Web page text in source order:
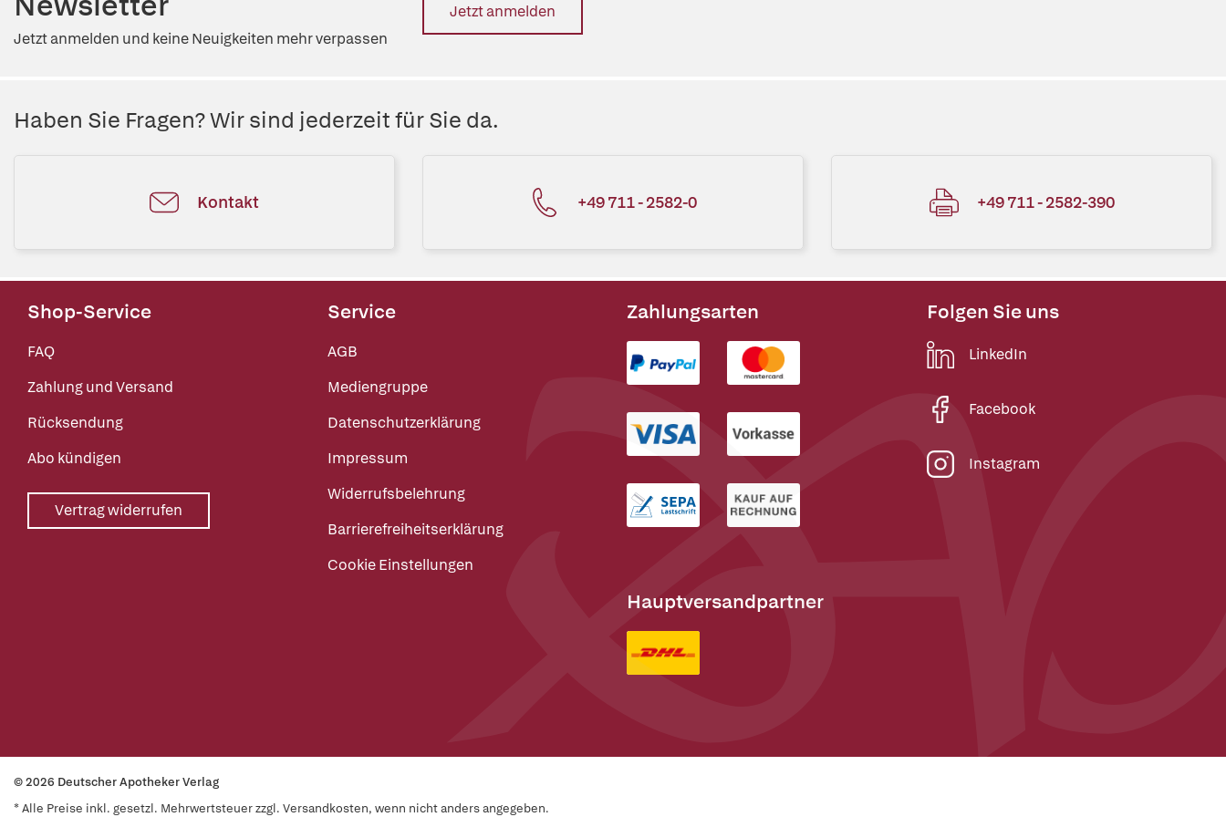
Jetzt anmelden und keine Neuigkeiten mehr verpassen
Jetzt anmelden
Haben Sie Fragen? Wir sind jederzeit für Sie da.
Kontakt +49 711 - 2582-0 +49 711 - 2582-390
Shop-Service
FAQ
Zahlung und Versand
Rücksendung
Abo kündigen
Vertrag widerrufen
Service
AGB
Mediengruppe
Datenschutzerklärung
Impressum
Widerrufsbelehrung
Barrierefreiheitserklärung
Cookie Einstellungen
Zahlungsarten
Hauptversandpartner
Folgen Sie uns
LinkedIn
Facebook
Instagram
© 2026 Deutscher Apotheker Verlag
* Alle Preise inkl. gesetzl. Mehrwertsteuer zzgl. Versandkosten, wenn nicht anders angegeben.